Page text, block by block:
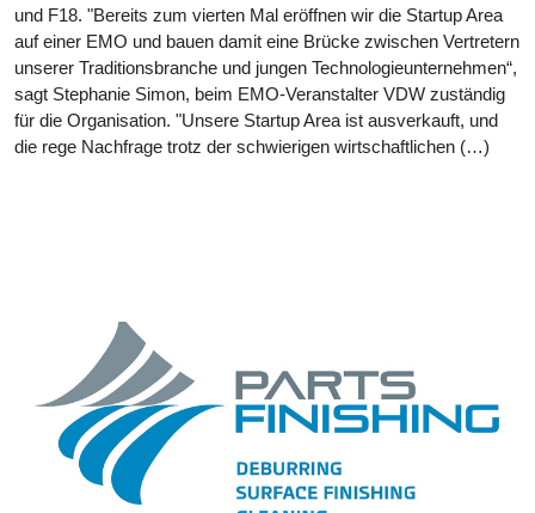
und F18. "Bereits zum vierten Mal eröffnen wir die Startup Area
auf einer EMO und bauen damit eine Brücke zwischen Vertretern
unserer Traditionsbranche und jungen Technologieunternehmen“,
sagt Stephanie Simon, beim EMO-Veranstalter VDW zuständig
für die Organisation. "Unsere Startup Area ist ausverkauft, und
die rege Nachfrage trotz der schwierigen wirtschaftlichen (…)